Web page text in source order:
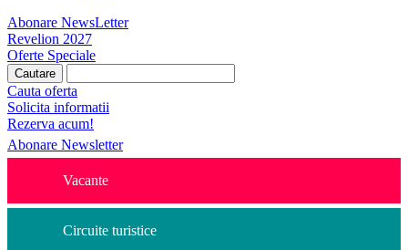
Abonare NewsLetter
Revelion 2027
Oferte Speciale
Cauta oferta
Solicita informatii
Rezerva acum!
Abonare Newsletter
Vacante
Circuite turistice